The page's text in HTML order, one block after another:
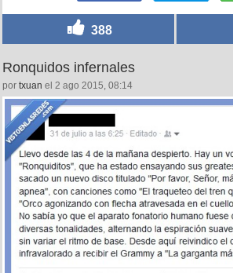
388
Ronquidos infernales
por txuan el 2 ago 2015, 08:14